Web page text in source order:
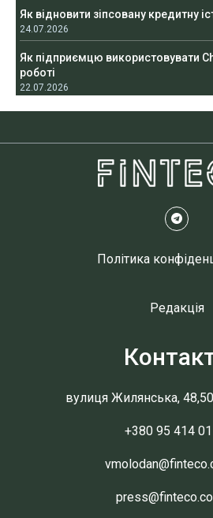
Як відновити зіпсовану кредитну
24.07.2026
Як підприємцю використовувати
роботі
22.07.2026
Політика
Редакція
вулиця Жилянська,
+380 95 414